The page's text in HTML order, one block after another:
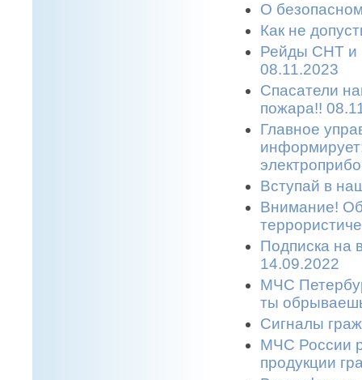
О
Как не
Рейды СНТ и
08.11.2023
Спасатели
пожара!!
Главное
Вступай в
Внимание!
Подписка на
14.09.2022
МЧС
ты
Сигналы
МЧС России
продукции